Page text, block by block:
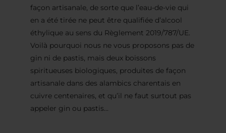
façon artisanale, de sorte que l’eau-de-vie qui
en a été tirée ne peut être qualifiée d’alcool
éthylique au sens du Règlement 2019/787/UE.
Voilà pourquoi nous ne vous proposons pas de
gin ni de pastis, mais deux boissons
spiritueuses biologiques, produites de façon
artisanale dans des alambics charentais en
cuivre centenaires, et qu’il ne faut surtout pas
appeler gin ou pastis…